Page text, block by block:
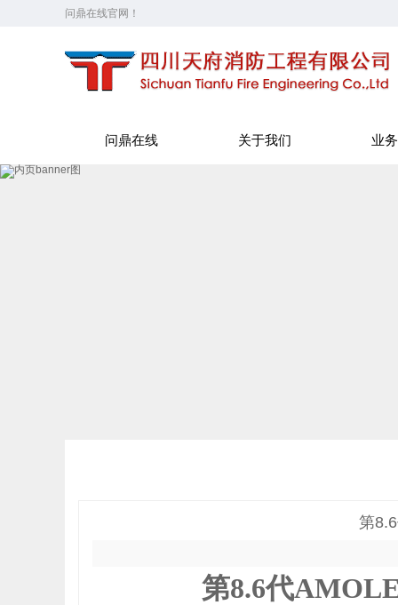
问鼎在线官网！
问鼎在线 关于我们 业
第
第8.6代